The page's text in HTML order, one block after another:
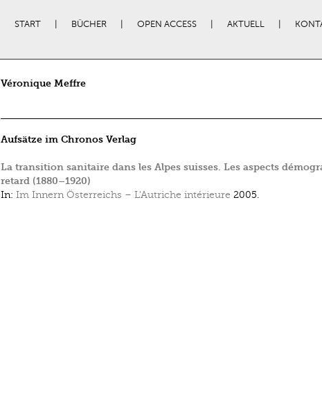
START BÜCHER OPEN ACCESS AKTUELL
Véronique Meffre
Aufsätze im Chronos Verlag
La transition sanitaire dans les Alpes suisses. Les aspects
retard (1880–1920)
In: Im Innern Österreichs – L'Autriche intérieure 2005.